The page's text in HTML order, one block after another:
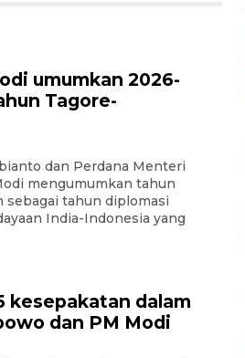
umumkan 2026-
Tagore-
dan Perdana Menteri
mengumumkan tahun
tahun diplomasi
India-Indonesia yang
kesepakatan dalam
dan PM Modi